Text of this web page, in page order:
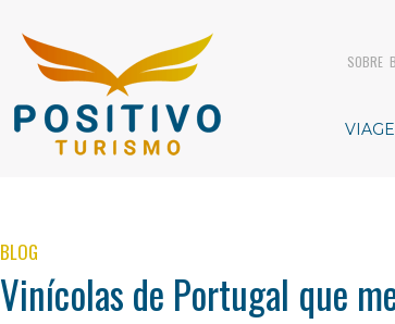
SOBRE
BLOG
Vinícolas de Portugal que